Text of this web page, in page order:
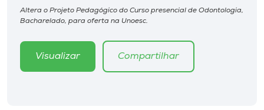
Biblioteca
Editora
Altera o Projeto Pedagógico do Curso presencial de Odontologia,
Bacharelado, para oferta na Unoesc.
Visualizar Compartilhar